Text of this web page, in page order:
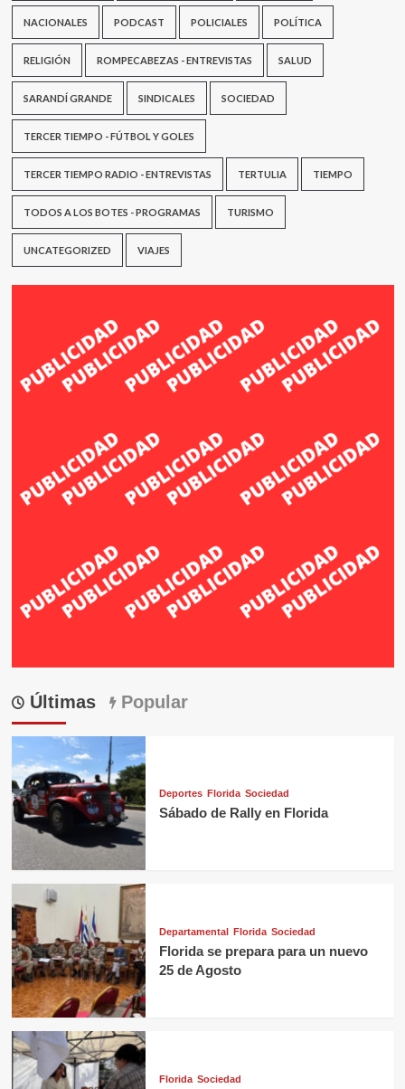
NACIONALES PODCAST POLICIALES POLÍTICA
RELIGIÓN ROMPECABEZAS - ENTREVISTAS SALUD
SARANDÍ GRANDE SINDICALES SOCIEDAD
TERCER TIEMPO - FÚTBOL Y GOLES
TERCER TIEMPO RADIO - ENTREVISTAS TERTULIA TIEMPO
TODOS A LOS BOTES - PROGRAMAS TURISMO
UNCATEGORIZED VIAJES
Últimas Popular
Deportes Florida Sociedad
Sábado de Rally en Florida
Departamental Florida Sociedad
Florida se prepara para un nuevo
25 de Agosto
Florida Sociedad